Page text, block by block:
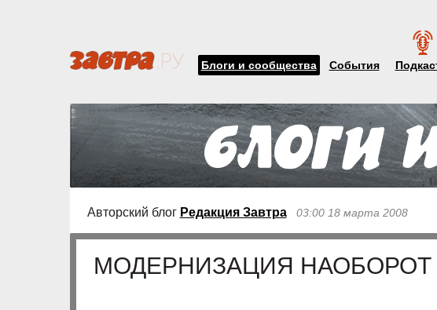
Блоги и сообщества События
Авторский блог Редакция Завтра 03:00 18 марта 2008
МОДЕРНИЗАЦИЯ НАОБОРОТ